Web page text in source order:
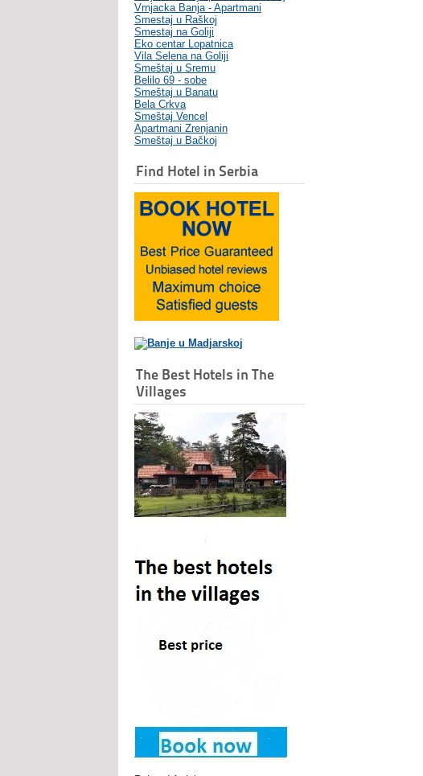
Vrnjacka Banja - Apartmani
Smestaj u Raškoj
Smestaj na Goliji
Eko centar Lopatnica
Vila Selena na Goliji
Smeštaj u Sremu
Belilo 69 - sobe
Smeštaj u Banatu
Bela Crkva
Smeštaj Vencel
Apartmani Zrenjanin
Smeštaj u Bačkoj
Find Hotel in Serbia
The Best Hotels in The
Villages